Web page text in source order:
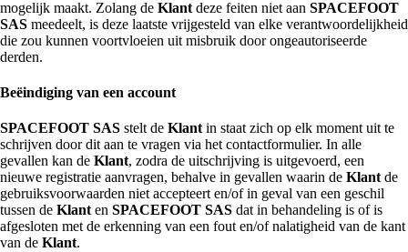
mogelijk maakt. Zolang de Klant deze feiten niet aan SPACEFOOT
SAS meedeelt, is deze laatste vrijgesteld van elke verantwoordelijkheid
die zou kunnen voortvloeien uit misbruik door ongeautoriseerde
derden.
Beëindiging van een account
SPACEFOOT SAS stelt de Klant in staat zich op elk moment uit te
schrijven door dit aan te vragen via het contactformulier. In alle
gevallen kan de Klant, zodra de uitschrijving is uitgevoerd, een
nieuwe registratie aanvragen, behalve in gevallen waarin de Klant de
gebruiksvoorwaarden niet accepteert en/of in geval van een geschil
tussen de Klant en SPACEFOOT SAS dat in behandeling is of is
afgesloten met de erkenning van een fout en/of nalatigheid van de kant
van de Klant.